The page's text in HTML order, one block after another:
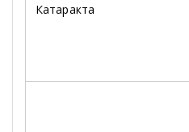
Катаракта